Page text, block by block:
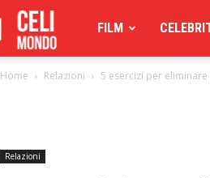
Celimoondo
FILM
Home Relazioni 5 esercizi per
Relazioni